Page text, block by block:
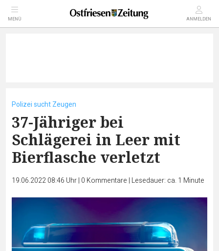
MENÜ ANMELDEN
Polizei sucht Zeugen
37-Jähriger bei
Schlägerei in Leer mit
Bierflasche verletzt
19.06.2022 08:46 Uhr| 0 Kommentare | Lesedauer: ca. 1 Minute